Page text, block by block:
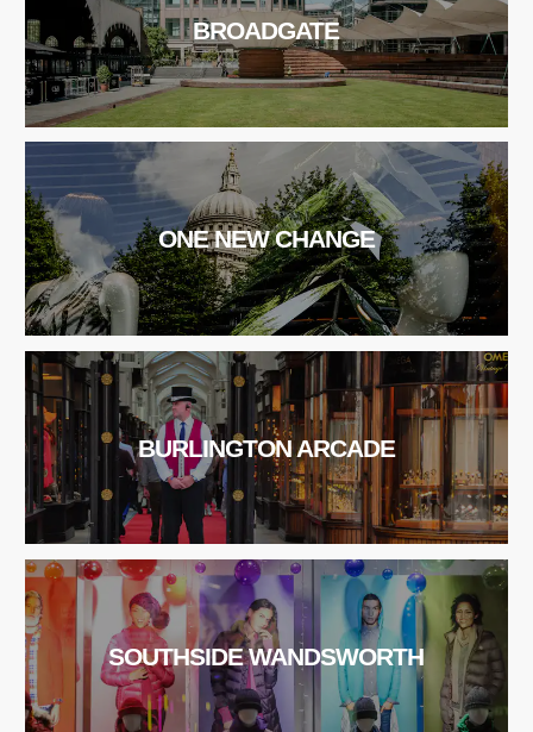
BROADGATE
ONE NEW CHANGE
BURLINGTON ARCADE
SOUTHSIDE WANDSWORTH